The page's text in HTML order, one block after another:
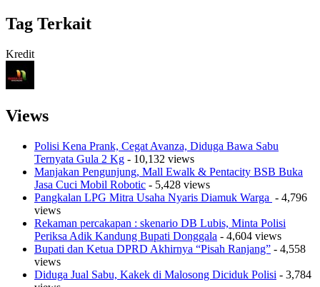
Tag Terkait
Kredit
Views
Polisi Kena Prank, Cegat Avanza, Diduga Bawa Sabu
Ternyata Gula 2 Kg - 10,132 views
Manjakan Pengunjung, Mall Ewalk & Pentacity BSB Buka
Jasa Cuci Mobil Robotic - 5,428 views
Pangkalan LPG Mitra Usaha Nyaris Diamuk Warga - 4,796
views
Rekaman percakapan : skenario DB Lubis, Minta Polisi
Periksa Adik Kandung Bupati Donggala - 4,604 views
Bupati dan Ketua DPRD Akhirnya “Pisah Ranjang” - 4,558
views
Diduga Jual Sabu, Kakek di Malosong Diciduk Polisi - 3,784